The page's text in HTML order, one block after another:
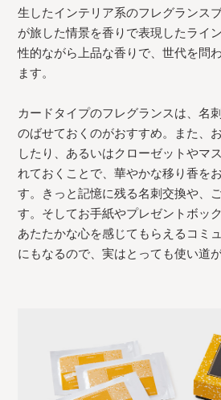
生したインテリア系のフレグランス
が旅した情景を香りで表現したライ
性的ながら上品な香りで、世代を問
ます。
カードタイプのフレグランスは、名
のばせておくのがおすすめ。また、
したり、あるいはクローゼットやマ
れておくことで、華やかな移り香を
す。きっと記憶に残る名刺交換や、
す。そしてお手紙やプレゼントボッ
あたたかな心を感じてもらえるコミ
にもなるので、実はとっても使い道